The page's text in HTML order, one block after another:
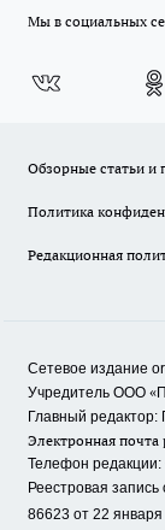
Мы в социальных
Обзорные статьи и
Политика
Редакционная
Сетевое издание
Учредитель ООО «
Главный
Электронная почта
Телефон
Реестровая
86623 от 22